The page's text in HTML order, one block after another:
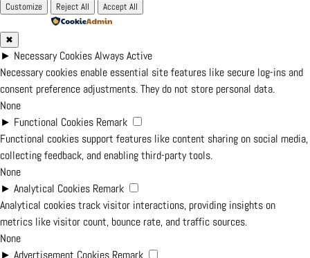
Customize Reject All Accept All
✖
► Necessary CookiesAlways Active
Necessary cookies enable essential site features like secure log-ins and
consent preference adjustments. They do not store personal data.
None
► Functional Cookies Remark
Functional cookies support features like content sharing on social media,
collecting feedback, and enabling third-party tools.
None
► Analytical Cookies Remark
Analytical cookies track visitor interactions, providing insights on
metrics like visitor count, bounce rate, and traffic sources.
None
► Advertisement Cookies Remark